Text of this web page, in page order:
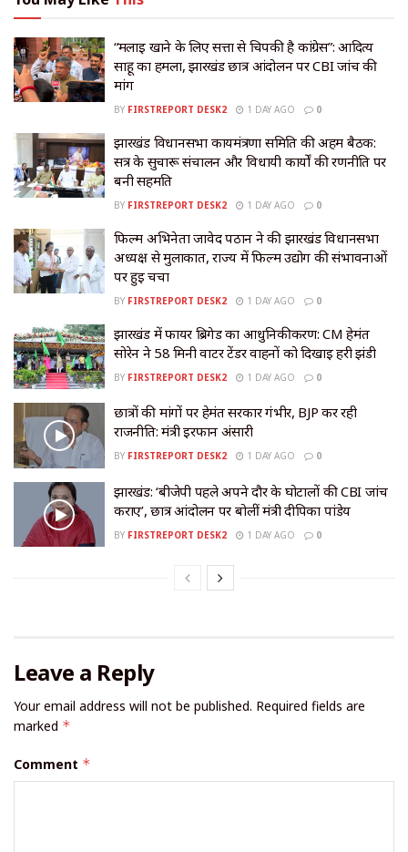
“मलाई खाने के लिए सत्ता से चिपकी है कांग्रेस”: आदित्य
साहू का हमला, झारखंड छात्र आंदोलन पर CBI जांच की
मांग
BY FIRSTREPORT DESK2 1 DAY AGO 0
झारखंड विधानसभा कार्यमंत्रणा समिति की अहम बैठक:
सत्र के सुचारू संचालन और विधायी कार्यों की रणनीति पर
बनी सहमति
BY FIRSTREPORT DESK2 1 DAY AGO 0
फिल्म अभिनेता जावेद पठान ने की झारखंड विधानसभा
अध्यक्ष से मुलाकात, राज्य में फिल्म उद्योग की संभावनाओं
पर हुई चर्चा
BY FIRSTREPORT DESK2 1 DAY AGO 0
झारखंड में फायर ब्रिगेड का आधुनिकीकरण: CM हेमंत
सोरेन ने 58 मिनी वाटर टेंडर वाहनों को दिखाई हरी झंडी
BY FIRSTREPORT DESK2 1 DAY AGO 0
छात्रों की मांगों पर हेमंत सरकार गंभीर, BJP कर रही
राजनीति: मंत्री इरफान अंसारी
BY FIRSTREPORT DESK2 1 DAY AGO 0
झारखंड: ‘बीजेपी पहले अपने दौर के घोटालों की CBI जांच
कराए’, छात्र आंदोलन पर बोलीं मंत्री दीपिका पांडेय
BY FIRSTREPORT DESK2 1 DAY AGO 0
Leave a Reply
Your email address will not be published. Required fields are
marked *
Comment *